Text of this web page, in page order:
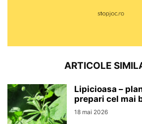
ARTICOLE
Lipicioasa –
prepari cel mai
18 mai 2026